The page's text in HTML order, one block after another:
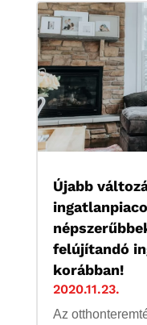
Újabb
felújítandó
korábban!
2020.11.23.
Az